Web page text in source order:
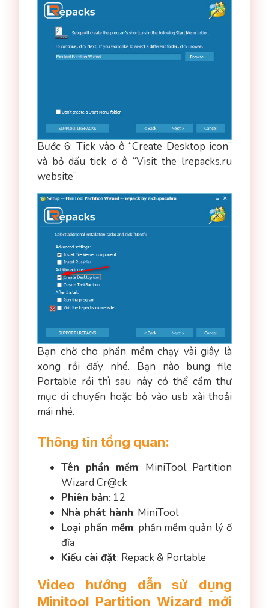
Bước 6: Tick vào ô “Create Desktop icon”
và bỏ dấu tick ơ ô “Visit the lrepacks.ru
website”
Bạn chờ cho phần mềm chạy vài giây là
xong rồi đấy nhé. Bạn nào bung file
Portable rồi thì sau này có thể cầm thư
mục di chuyển hoặc bỏ vào usb xài thoải
mái nhé.
Thông tin tổng quan:
Tên phần mềm: MiniTool Partition
Wizard Cr@ck
Phiên bản: 12
Nhà phát hành: MiniTool
Loại phần mềm: phần mềm quản lý ổ
đĩa
Kiểu cài đặt: Repack & Portable
Video hướng dẫn sử dụng
Minitool Partition Wizard mới